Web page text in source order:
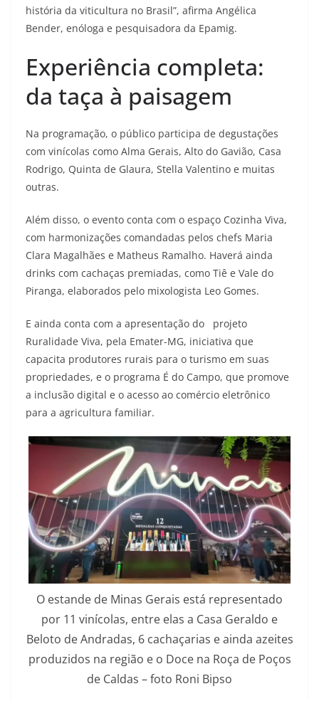
história da viticultura no Brasil”, afirma Angélica
Bender, enóloga e pesquisadora da Epamig.
Experiência completa:
da taça à paisagem
Na programação, o público participa de degustações
com vinícolas como Alma Gerais, Alto do Gavião, Casa
Rodrigo, Quinta de Glaura, Stella Valentino e muitas
outras.
Além disso, o evento conta com o espaço Cozinha Viva,
com harmonizações comandadas pelos chefs Maria
Clara Magalhães e Matheus Ramalho. Haverá ainda
drinks com cachaças premiadas, como Tiê e Vale do
Piranga, elaborados pelo mixologista Leo Gomes.
E ainda conta com a apresentação do projeto
Ruralidade Viva, pela Emater-MG, iniciativa que
capacita produtores rurais para o turismo em suas
propriedades, e o programa É do Campo, que promove
a inclusão digital e o acesso ao comércio eletrônico
para a agricultura familiar.
O estande de Minas Gerais está representado
por 11 vinícolas, entre elas a Casa Geraldo e
Beloto de Andradas, 6 cachaçarias e ainda azeites
produzidos na região e o Doce na Roça de Poços
de Caldas – foto Roni Bipso